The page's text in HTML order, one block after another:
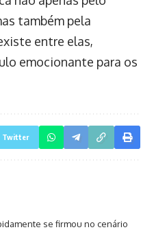
também pela
entre elas,
emocionante para os
Twitter
se firmou no cenário